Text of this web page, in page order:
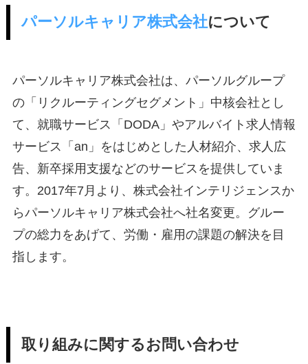
パーソルキャリア株式会社について
パーソルキャリア株式会社は、パーソルグループ
の「リクルーティングセグメント」中核会社とし
て、就職サービス「DODA」やアルバイト求人情報
サービス「an」をはじめとした人材紹介、求人広
告、新卒採用支援などのサービスを提供していま
す。2017年7月より、株式会社インテリジェンスか
らパーソルキャリア株式会社へ社名変更。グルー
プの総力をあげて、労働・雇用の課題の解決を目
指します。
取り組みに関するお問い合わせ